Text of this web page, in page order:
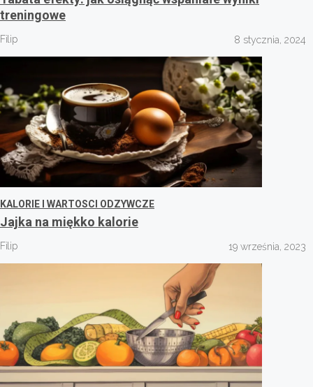
treningowe
Filip 8 stycznia, 2024
KALORIE I WARTOSCI ODZYWCZE
Jajka na miękko kalorie
Filip 19 września, 2023